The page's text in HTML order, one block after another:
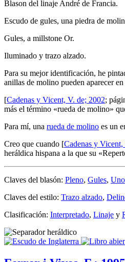
Blason del linaje André de Francia.
Escudo de gules, una piedra de
Gules, a millstone Or.
Iluminado y trazo alzado.
Para su mejor identificación, he
anillas de molino pueden aparecer
[Cadenas y Vicent, V. de; 2002;
más el término «rueda de molino»
Para mí, una rueda de molino es un
Creo que cuando [Cadenas y
heráldica hispana a la que su «
Claves del blasón: Pleno, Gules, Uno
Claves del estilo: Trazo alzado,
Clasificación: Interpretado, Linaje y